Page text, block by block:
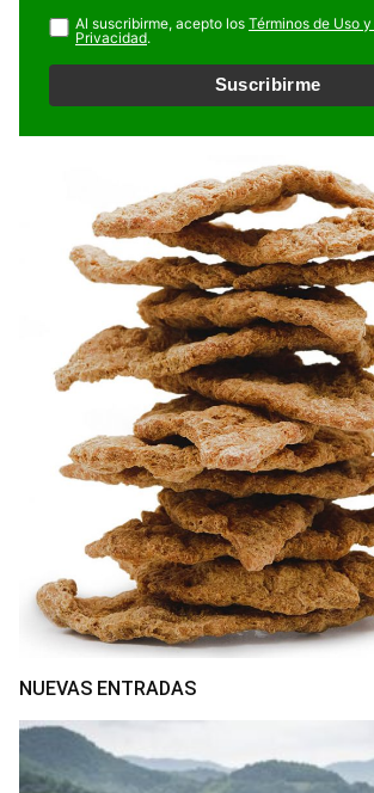
e
a
i
l
Al suscribirme, acepto los Términos de Uso
Privacidad.
Suscribirme
NUEVAS ENTRADAS